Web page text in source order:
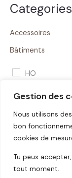
Gestion des
Nous utilisons
bon
cookies de
Tu peux
tout moment.
Categories
Accessoires
Bâtiments
HO